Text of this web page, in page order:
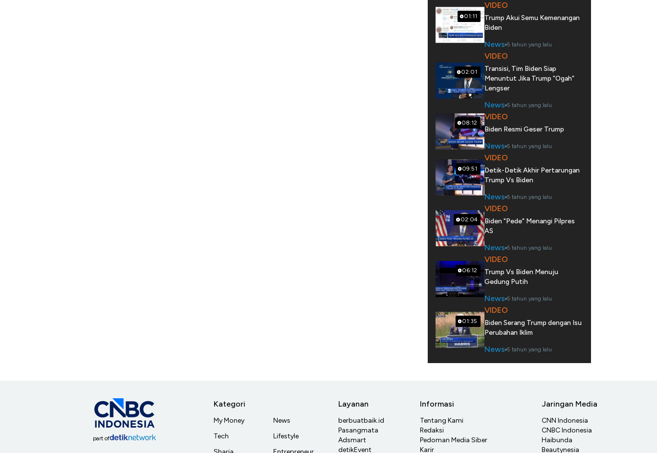
01:11
VIDEO
Trump Akui Semu Kemenangan
Biden
News 5 tahun yang lalu
02:01
VIDEO
Transisi, Tim Biden Siap
Menuntut Jika Trump "Ogah"
Lengser
News 5 tahun yang lalu
08:12
VIDEO
Biden Resmi Geser Trump
News 5 tahun yang lalu
09:51
VIDEO
Detik-Detik Akhir Pertarungan
Trump Vs Biden
News 5 tahun yang lalu
02:04
VIDEO
Biden "Pede" Menangi Pilpres
AS
News 5 tahun yang lalu
06:12
VIDEO
Trump Vs Biden Menuju
Gedung Putih
News 5 tahun yang lalu
01:35
VIDEO
Biden Serang Trump dengan Isu
Perubahan Iklim
News 5 tahun yang lalu
part of
Kategori
My Money
Tech
News
Lifestyle
Layanan
berbuatbaik.id
Pasangmata
Adsmart
detikEvent
Informasi
Tentang Kami
Redaksi
Pedoman Media Siber
Karir
Jaringan Media
CNN Indonesia
CNBC Indonesia
Haibunda
Beautynesia